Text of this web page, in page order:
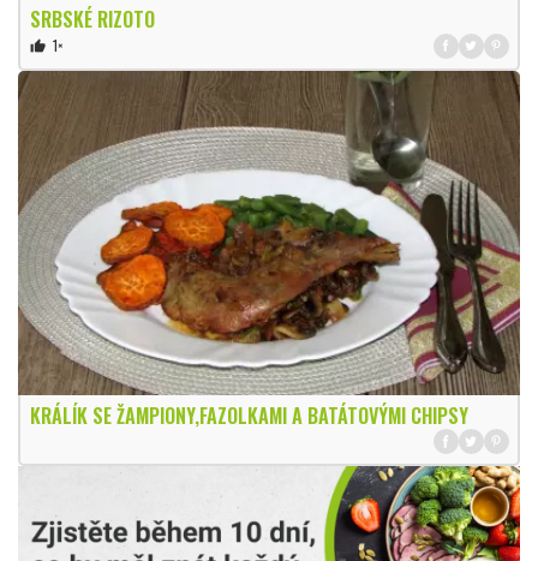
SRBSKÉ RIZOTO
thumb_up 1×
KRÁLÍK SE ŽAMPIONY,FAZOLKAMI A BATÁTOVÝMI CHIPSY